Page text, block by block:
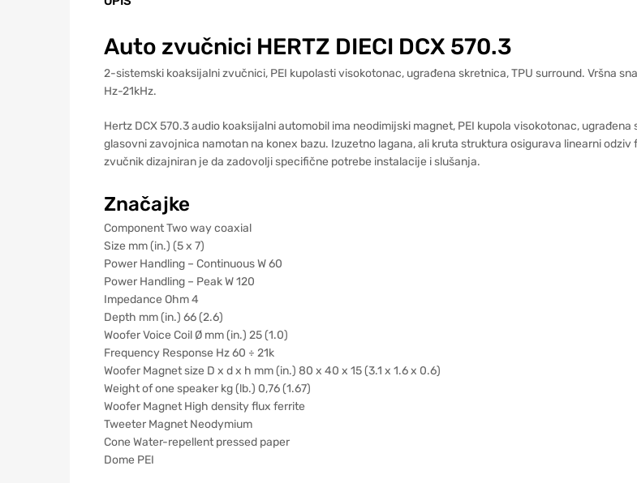
Auto zvučnici HERTZ DIECI DCX 570.3
2-sistemski koaksijalni zvučnici, PEI kupolasti visokotonac, ugrađena skretnica, TPU surround. Vršna
Hz-21kHz.
Hertz DCX 570.3 audio koaksijalni automobil ima neodimijski magnet, PEI kupola visokotonac,
glasovni zavojnica namotan na konex bazu. Izuzetno lagana, ali kruta struktura osigurava linearni
zvučnik dizajniran je da zadovolji specifične potrebe instalacije i slušanja.
Značajke
Component Two way coaxial
Size mm (in.) (5 x 7)
Power Handling – Continuous W 60
Power Handling – Peak W 120
Impedance Ohm 4
Depth mm (in.) 66 (2.6)
Woofer Voice Coil Ø mm (in.) 25 (1.0)
Frequency Response Hz 60 ÷ 21k
Woofer Magnet size D x d x h mm (in.) 80 x 40 x 15 (3.1 x 1.6 x 0.6)
Weight of one speaker kg (lb.) 0,76 (1.67)
Woofer Magnet High density flux ferrite
Tweeter Magnet Neodymium
Cone Water-repellent pressed paper
Dome PEI